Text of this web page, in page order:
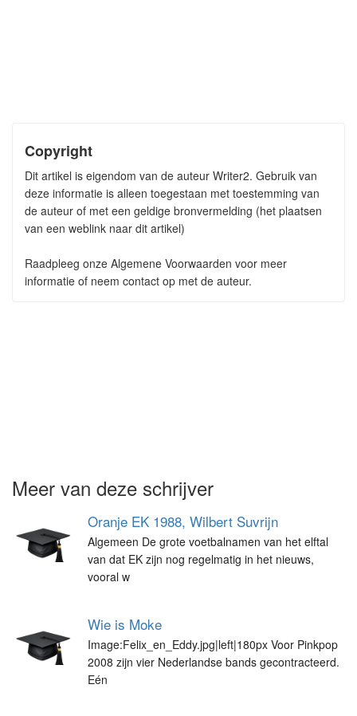
Copyright
Dit artikel is eigendom van de auteur Writer2. Gebruik van
deze informatie is alleen toegestaan met toestemming van
de auteur of met een geldige bronvermelding (het plaatsen
van een weblink naar dit artikel)
Raadpleeg onze Algemene Voorwaarden voor meer
informatie of neem contact op met de auteur.
Meer van deze schrijver
Oranje EK 1988, Wilbert Suvrijn
Algemeen De grote voetbalnamen van het elftal
van dat EK zijn nog regelmatig in het nieuws,
vooral w
Wie is Moke
Image:Felix_en_Eddy.jpg|left|180px Voor Pinkpop
2008 zijn vier Nederlandse bands gecontracteerd.
Eén